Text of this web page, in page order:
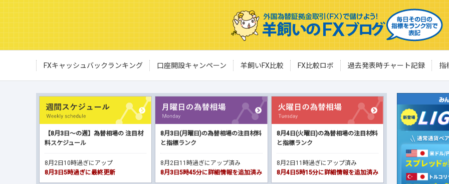
FXキャッシュバックランキング 口座開設キャンペーン 羊飼いFX比較 FX比較ロボ 過去発表時チャート記録 指
【8月3日～の週】為替相場の 注目材
料スケジュール
8月2日10時過ぎにアップ
8月3日5時過ぎに最終更新
8月3日(月曜日)の為替相場の注目材料
と指標ランク
8月2日11時過ぎにアップ済み
8月3日5時45分に詳細情報を追加済み
8月4日(火曜日)の為替相場の注目材料
と指標ランク
8月2日11時過ぎにアップ済み
8月4日5時15分に詳細情報を追加済み